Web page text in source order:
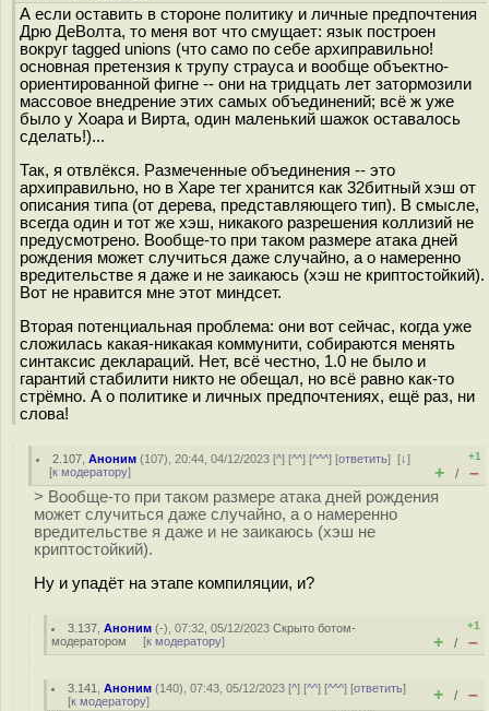
А если оставить в стороне политику и личные предпочтения
Дрю ДеВолта, то меня вот что смущает: язык построен
вокруг tagged unions (что само по себе архиправильно!
основная претензия к трупу страуса и вообще объектно-
ориентированной фигне -- они на тридцать лет затормозили
массовое внедрение этих самых объединений; всё ж уже
было у Хоара и Вирта, один маленький шажок оставалось
сделать!)...
Так, я отвлёкся. Размеченные объединения -- это
архиправильно, но в Харе тег хранится как 32битный хэш от
описания типа (от дерева, представляющего тип). В смысле,
всегда один и тот же хэш, никакого разрешения коллизий не
предусмотрено. Вообще-то при таком размере атака дней
рождения может случиться даже случайно, а о намеренно
вредительстве я даже и не заикаюсь (хэш не криптостойкий).
Вот не нравится мне этот миндсет.
Вторая потенциальная проблема: они вот сейчас, когда уже
сложилась какая-никакая коммунити, собираются менять
синтаксис деклараций. Нет, всё честно, 1.0 не было и
гарантий стабилити никто не обещал, но всё равно как-то
стрёмно. А о политике и личных предпочтениях, ещё раз, ни
слова!
2.107 ,Аноним (107), 20:44, 04/12/2023 [^] [^^] [^^^] [ответить][↓]
[к модератору]
+1
+ / –
> Вообще-то при таком размере атака дней рождения
может случиться даже случайно, а о намеренно
вредительстве я даже и не заикаюсь (хэш не
криптостойкий).
Ну и упадёт на этапе компиляции, и?
3.137 ,Аноним (-), 07:32, 05/12/2023Скрыто ботом-
модератором [к модератору]
+1
+ / –
3.141 ,Аноним (140), 07:43, 05/12/2023 [^] [^^] [^^^] [ответить]
[к модератору] + / –